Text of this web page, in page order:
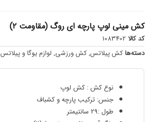
کش مینی لوپ پارچه ای روگ (مقاومت ۲)
کد کالا 1083402
دسته‌هاکش پیلاتس,کش ورزشی, لوازم یوگا و پیلاتس
نوع کش : کش لوپ
جنس: ترکیب پارچه و کشباف
طول :۲۹ سانتیمتر